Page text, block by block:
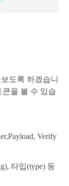
도록 하겠습니
을 볼 수 있습
Verify
타입(type) 등